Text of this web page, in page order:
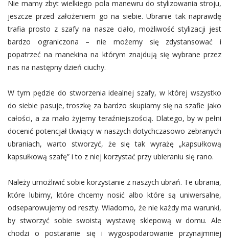
Nie mamy zbyt wielkiego pola manewru do stylizowania stroju,
jeszcze przed założeniem go na siebie. Ubranie tak naprawdę
trafia prosto z szafy na nasze ciało, możliwość stylizacji jest
bardzo ograniczona – nie możemy się zdystansować i
popatrzeć na manekina na którym znajdują się wybrane przez
nas na następny dzień ciuchy.
W tym pędzie do stworzenia idealnej szafy, w której wszystko
do siebie pasuje, troszkę za bardzo skupiamy się na szafie jako
całości, a za mało żyjemy teraźniejszością. Dlatego, by w pełni
docenić potencjał tkwiący w naszych dotychczasowo zebranych
ubraniach, warto stworzyć, że się tak wyrażę „kapsułkową
kapsułkową szafę” i to z niej korzystać przy ubieraniu się rano.
Należy umożliwić sobie korzystanie z naszych ubrań. Te ubrania,
które lubimy, które chcemy nosić albo które są uniwersalne,
odseparowujemy od reszty. Wiadomo, że nie każdy ma warunki,
by stworzyć sobie swoistą wystawę sklepową w domu. Ale
chodzi o postaranie się i wygospodarowanie przynajmniej